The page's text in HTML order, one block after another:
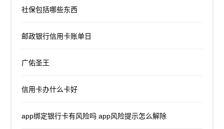
社保包括哪些东西
邮政银行信用卡账单日
广佑圣王
信用卡办什么卡好
app绑定银行卡有风险吗 app风险提示怎么解除